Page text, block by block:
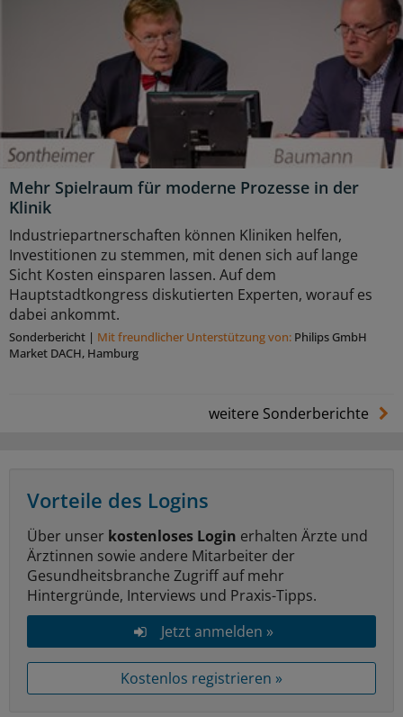
Mehr Spielraum für moderne Prozesse in der
Klinik
Industriepartnerschaften können Kliniken helfen,
Investitionen zu stemmen, mit denen sich auf lange
Sicht Kosten einsparen lassen. Auf dem
Hauptstadtkongress diskutierten Experten, worauf es
dabei ankommt.
Sonderbericht | Mit freundlicher Unterstützung von: Philips GmbH
Market DACH, Hamburg
weitere Sonderberichte
Vorteile des Logins
Über unser kostenloses Login erhalten Ärzte und
Ärztinnen sowie andere Mitarbeiter der
Gesundheitsbranche Zugriff auf mehr
Hintergründe, Interviews und Praxis-Tipps.
Jetzt anmelden »
Kostenlos registrieren »